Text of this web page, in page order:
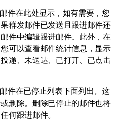
件在此处显示，如有需要，您
群发邮件已发送且跟进邮件还
件中编辑跟进邮件。此外，在
可以查看邮件统计信息，显示
递、未送达、已打开、已点击
件在已停止列表下面列出。这
删除。删除已停止的邮件也将
何跟进邮件。